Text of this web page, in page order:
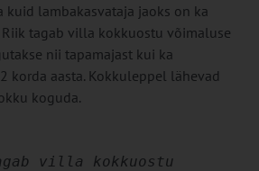
kuid lambakasvataja jaoks on ka
Riik tagab villa kokkuostu võimaluse
nii tapamajast kui ka
korda aasta. Kokkuleppel lähevad
koguda.
villa kokkuostu